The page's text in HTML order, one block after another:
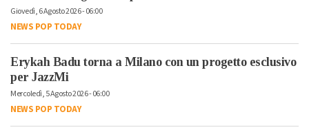
Giovedì, 6 Agosto 2026 - 06:00
NEWS POP TODAY
Erykah Badu torna a Milano con un progetto esclusivo
per JazzMi
Mercoledì, 5 Agosto 2026 - 06:00
NEWS POP TODAY